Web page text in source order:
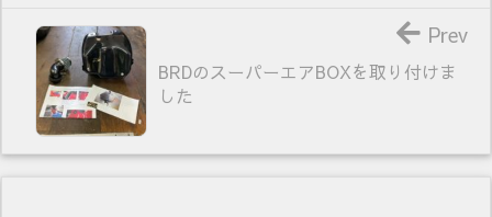
BRDのスーパーエアBOXを取り付けま
した
Prev